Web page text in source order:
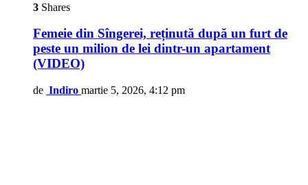
3 Shares
Femeie din Sîngerei, reținută după un furt de
peste un milion de lei dintr-un apartament
(VIDEO)
de Indiro martie 5, 2026, 4:12 pm